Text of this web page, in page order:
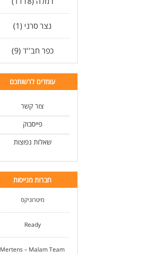
נצר סרני (1)
כפר חב''ד (9)
עומדים לרשותכם
צור קשר
פייסבוק
שאלות נפוצות
חברות מגייסות
מיטרוניקס
Ready
Mertens – Malam Team